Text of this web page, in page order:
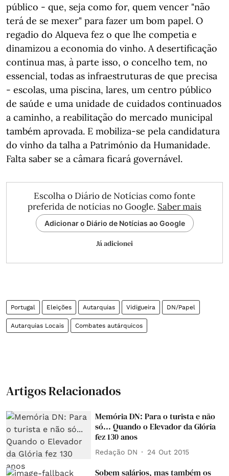
público - que, seja como for, quem vencer "não
terá de se mexer" para fazer um bom papel. O
regadio do Alqueva fez o que lhe competia e
dinamizou a economia do vinho. A desertificação
continua mas, à parte isso, o concelho tem, no
essencial, todas as infraestruturas de que precisa
- escolas, uma piscina, lares, um centro público
de saúde e uma unidade de cuidados continuados
a caminho, a reabilitação do mercado municipal
também aprovada. E mobiliza-se pela candidatura
do vinho da talha a Património da Humanidade.
Falta saber se a câmara ficará governável.
Escolha o Diário de Notícias como fonte
preferida de notícias no Google. Saber mais
Adicionar o Diário de Notícias ao Google
Já adicionei
Portugal Eleições Autarquias Vidigueira DN/Papel
Autarquias Locais Combates autárquicos
Artigos Relacionados
Memória DN: Para o turista e não
só... Quando o Elevador da Glória
fez 130 anos
Redação DN 24 Out 2015
Sobem salários, mas também os